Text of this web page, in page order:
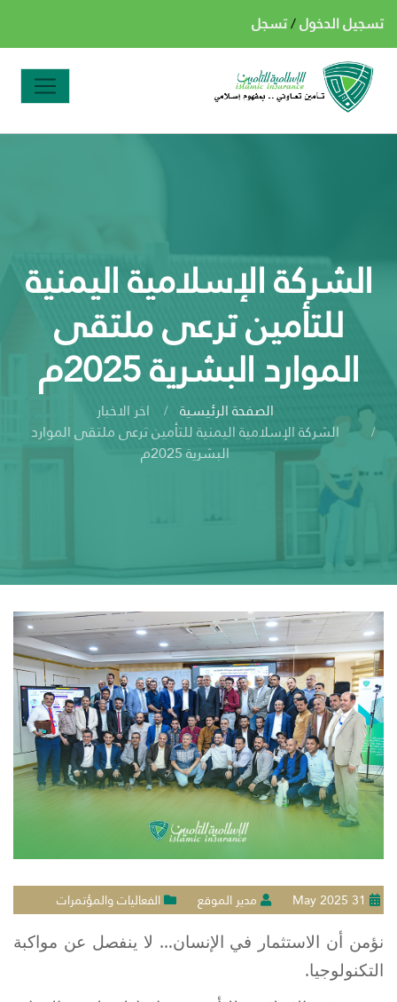
تسجيل الدخول/تسجل
الشركة الإسلامية اليمنية
للتأمين ترعى ملتقى
الموارد البشرية 2025م
الصفحة الرئيسية اخر الاخبار
الشركة الإسلامية اليمنية للتأمين ترعى ملتقى الموارد
البشرية 2025م
مدير الموقع
الفعاليات والمؤتمرات
نؤمن أن الاستثمار في الإنسان… لا ينفصل عن مواكبة
التكنولوجيا.